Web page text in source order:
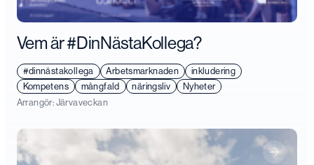
Vem är #DinNästaKollega?
#dinnästakollega Arbetsmarknaden
inkludering
Kompetens
mångfald näringsliv
Nyheter
Arrangör:Järvaveckan